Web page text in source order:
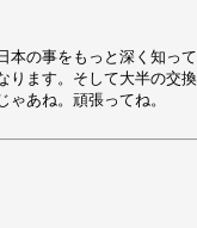
の事をもっと深く知っ
ます。そして大半の交
あね。頑張ってね。